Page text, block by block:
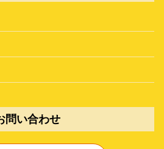
問い合わせ